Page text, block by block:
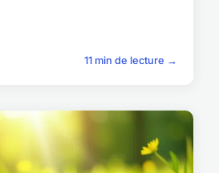
11 min de lecture →